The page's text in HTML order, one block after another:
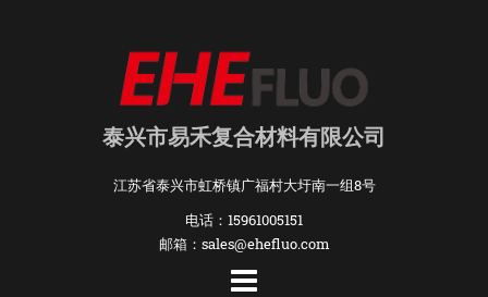
泰兴市易禾复合材料有限公司
江苏省泰兴市虹桥镇广福村大圩南一组8号
电话：15961005151
邮箱：sales@ehefluo.com